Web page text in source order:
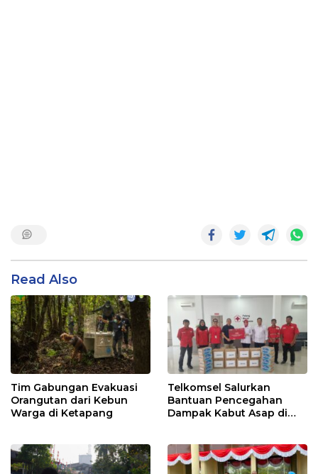
Read Also
Tim Gabungan Evakuasi
Orangutan dari Kebun
Warga di Ketapang
Telkomsel Salurkan
Bantuan Pencegahan
Dampak Kabut Asap di